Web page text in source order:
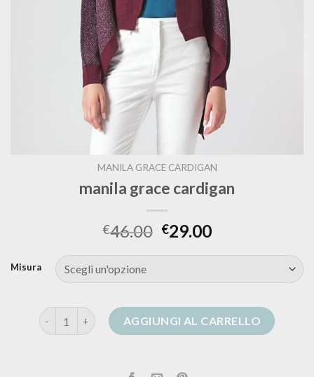
MANILA GRACE CARDIGAN
manila grace cardigan
€46.00 €29.00
Misura
manila grace cardigan quantitàAGGIUNGI AL CARRELLO